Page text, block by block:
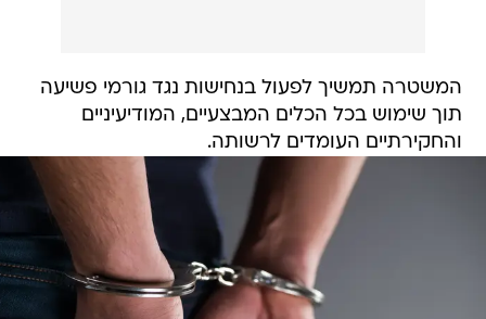
והחקירתיים העומדים לרשותה.